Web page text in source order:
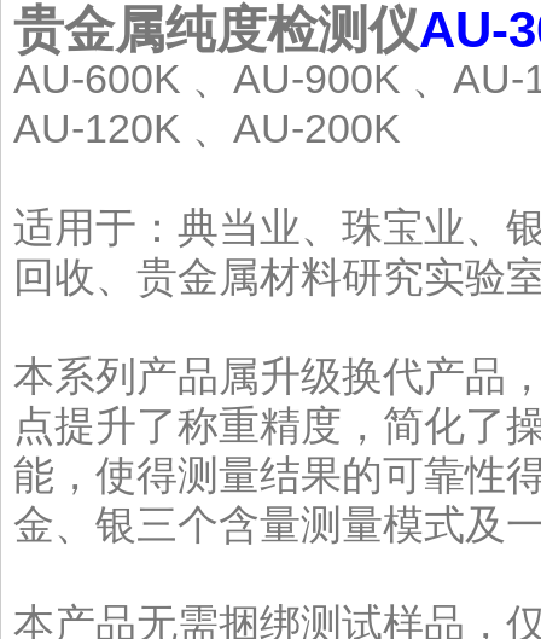
贵金属纯度检测仪AU-
AU-600K 、AU-900K 、
AU-120K 、AU-200K
适用于：典当业、珠宝业、
回收、贵金属材料研究实验
本系列产品属升级换代产品
点提升了称重精度，简化了
能，使得测量结果的可靠性
金、银三个含量测量模式及
本产品无需捆绑测试样品，